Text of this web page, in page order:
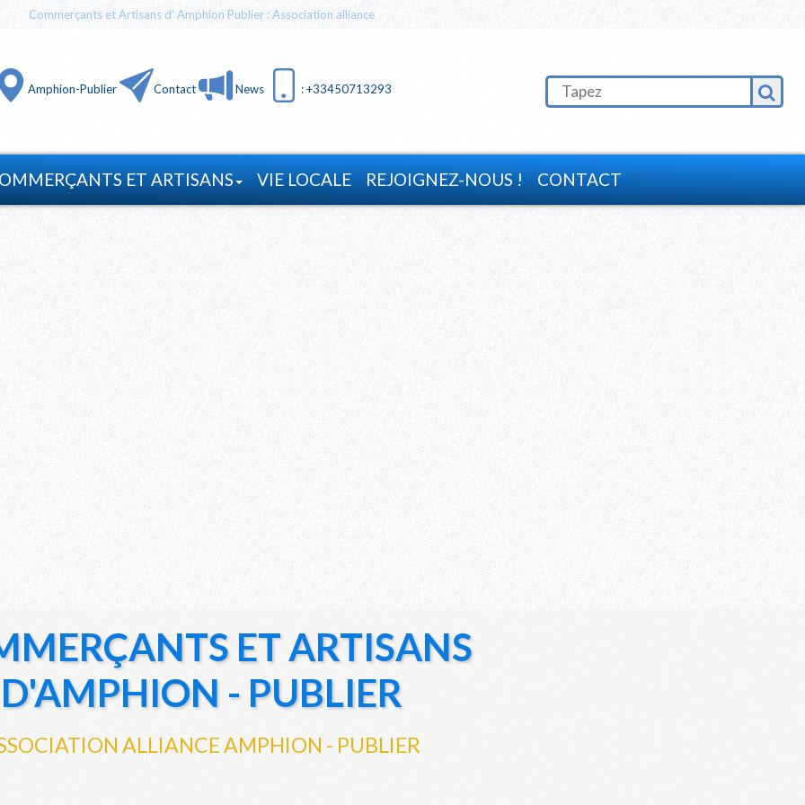
Commerçants et Artisans d' Amphion Publier : Association alliance
Amphion-Publier Contact News : +33450713293
ET ARTISANS VIE LOCALE REJOIGNEZ-NOUS ! CONTACT
ET ARTISANS
D'AMPHION - PUBLIER
ALLIANCE AMPHION - PUBLIER